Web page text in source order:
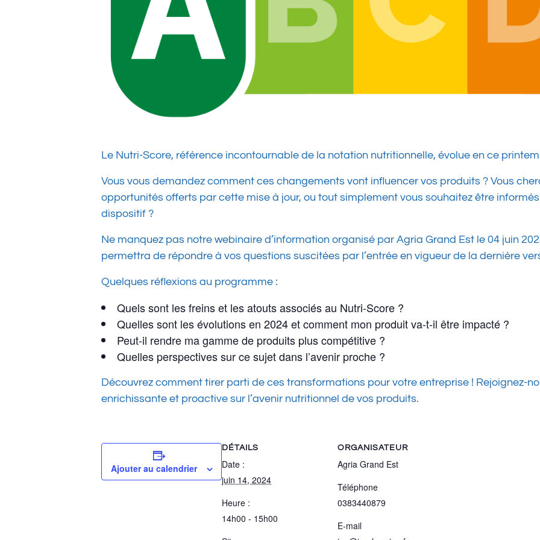
Le Nutri-Score, référence incontournable de la notation nutritionnelle, évolue en ce
Vous vous demandez comment ces changements vont influencer vos produits ? Vous
opportunités offerts par cette mise à jour, ou tout simplement vous souhaitez être
dispositif ?
Ne manquez pas notre webinaire d’information organisé par Agria Grand Est le 04 juin
permettra de répondre à vos questions suscitées par l’entrée en vigueur de la dernière
Quelques réflexions au programme :
Quels sont les freins et les atouts associés au Nutri-Score ?
Quelles sont les évolutions en 2024 et comment mon produit va-t-il être impacté ?
Peut-il rendre ma gamme de produits plus compétitive ?
Quelles perspectives sur ce sujet dans l’avenir proche ?
Découvrez comment tirer parti de ces transformations pour votre entreprise ! Rejoignez-
enrichissante et proactive sur l’avenir nutritionnel de vos produits.
Ajouter au calendrier
DÉTAILS
Date :
juin 14, 2024
Heure :
14h00 - 15h00
ORGANISATEUR
Agria Grand Est
Téléphone
0383440879
E-mail